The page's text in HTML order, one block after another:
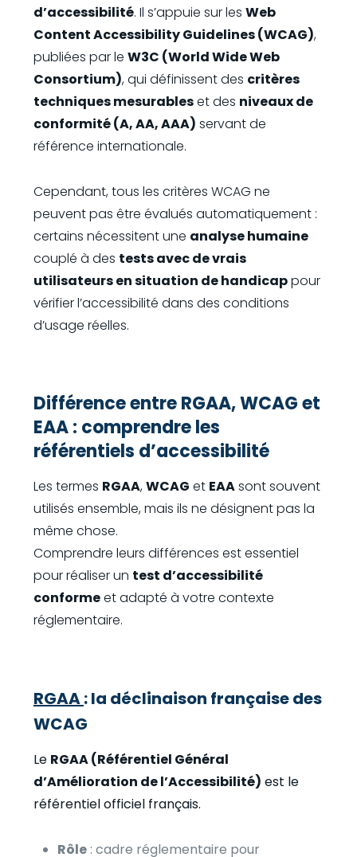
d’accessibilité. Il s’appuie sur les Web
Content Accessibility Guidelines (WCAG),
publiées par le W3C (World Wide Web
Consortium), qui définissent des critères
techniques mesurableset des niveaux de
conformité (A, AA, AAA) servant de
référence internationale.
Cependant, tous les critères WCAG ne
peuvent pas être évalués automatiquement :
certains nécessitent une analyse humaine
couplé à des tests avec de vrais
utilisateurs en situation de handicappour
vérifier l’accessibilité dans des conditions
d’usage réelles.
Différence entre RGAA, WCAG et
EAA : comprendre les
référentiels d’accessibilité
Les termes RGAA,WCAG et EAAsont souvent
utilisés ensemble, mais ils ne désignent pas la
même chose.
Comprendre leurs différences est essentiel
pour réaliser un test d’accessibilité
conformeet adapté à votre contexte
réglementaire.
RGAA: la déclinaison française des
WCAG
Le RGAA (Référentiel Général
d’Amélioration de l’Accessibilité) est le
référentiel officiel français.
Rôle: cadre réglementaire pour